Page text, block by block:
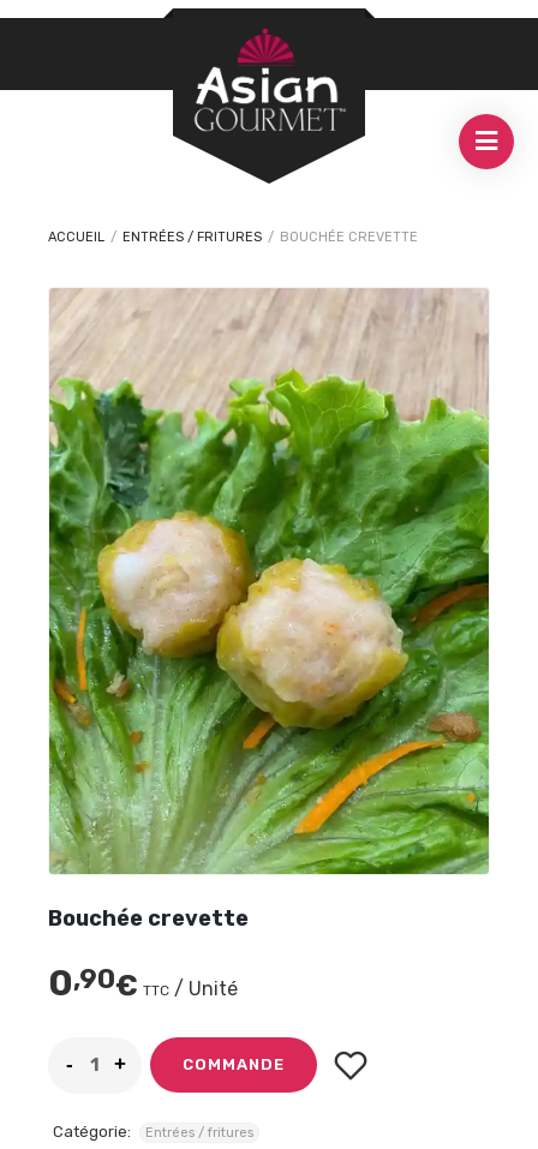
ACCUEIL / ENTRÉES / FRITURES / BOUCHÉE CREVETTE
Bouchée crevette
0,90€ TTC / Unité
COMMANDE
Catégorie: Entrées / fritures